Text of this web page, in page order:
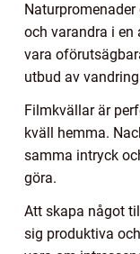
och varandra i en
vara
utbud av
Filmkvällar är
kväll hemma.
samma intryck
göra.
Att skapa något
sig produktiva